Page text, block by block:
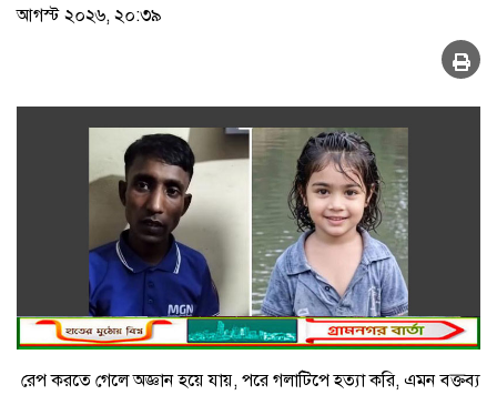
আগস্ট ২০২৬, ২০:৩৯
রেপ করতে গেলে অজ্ঞান হয়ে যায়, পরে গলাটিপে হত্যা করি, এমন বক্তব্য